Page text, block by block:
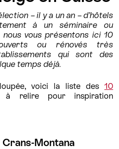
– il y a un an – d’hôtels
à un séminaire ou
nous vous présentons ici 10
ou rénovés très
qui sont des
temps déjà.
voici la liste des 10
à relire pour inspiration
Crans-Montana